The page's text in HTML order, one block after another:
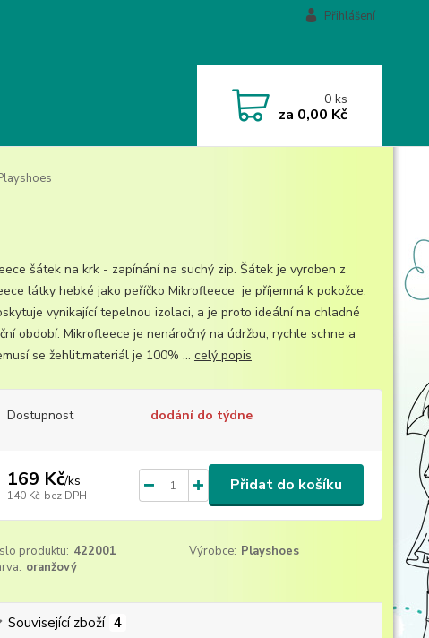
Přihlášení
0ks
za 0,00 Kč
šátek na krk - zapínání na suchý zip. Šátek je vyroben z
látky hebké jako peříčko Mikrofleece je příjemná k pokožce.
vynikající tepelnou izolaci, a je proto ideální na chladné
období. Mikrofleece je nenáročný na údržbu, rychle schne a
se žehlit.materiál je 100% ... celý popis
Dostupnost dodání do týdne
169 Kč/ks
140 Kč bez DPH
Přidat do košíku
produktu: 422001 Výrobce: Playshoes
oranžový
Související zboží 4